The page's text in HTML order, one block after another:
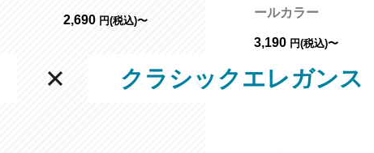
6745 旧品番LL-74
2,690 円(税込)〜
ールカラー
3,190 円(税込)〜
クラシックエレガンス